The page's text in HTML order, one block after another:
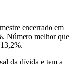
encerrado em
Número melhor que
da dívida e tem a